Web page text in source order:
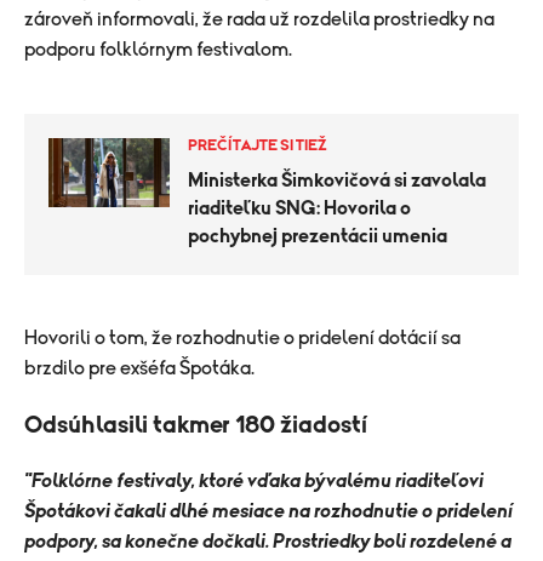
zároveň informovali, že rada už rozdelila prostriedky na
podporu folklórnym festivalom.
PREČÍTAJTE SI TIEŽ
Ministerka Šimkovičová si zavolala
riaditeľku SNG: Hovorila o
pochybnej prezentácii umenia
Hovorili o tom, že rozhodnutie o pridelení dotácií sa
brzdilo pre exšéfa Špotáka.
Odsúhlasili takmer 180 žiadostí
"Folklórne festivaly, ktoré vďaka bývalému riaditeľovi
Špotákovi čakali dlhé mesiace na rozhodnutie o pridelení
podpory, sa konečne dočkali. Prostriedky boli rozdelené a